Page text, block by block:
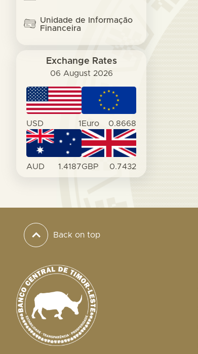
Unidade de Informação
Financeira
Exchange Rates
06 August 2026
USD 1 Euro 0.8668
AUD 1.4187GBP 0.7432
Back on top